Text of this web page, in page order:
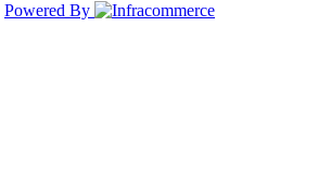
Powered By